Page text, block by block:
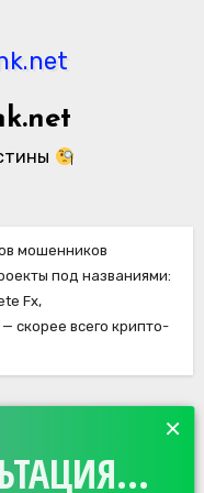
мошенников
под названиями:
Fx,
скорее всего крипто-
×